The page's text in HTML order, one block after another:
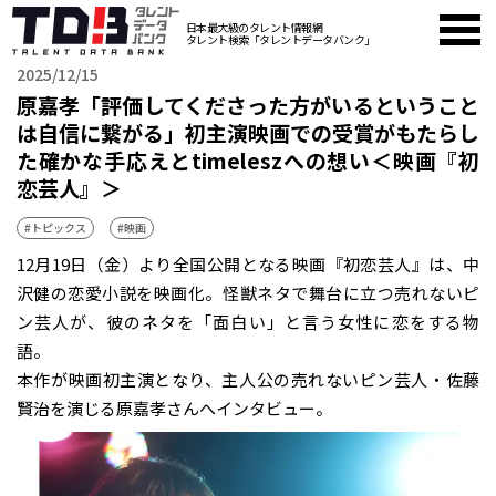
日本最大級のタレント情報網
タレント検索「タレントデータバンク」
2025/12/15
原嘉孝「評価してくださった方がいるということ
は自信に繋がる」初主演映画での受賞がもたらし
た確かな手応えとtimeleszへの想い＜映画『初
恋芸人』＞
#トピックス #映画
12月19日（金）より全国公開となる映画『初恋芸人』は、中
沢健の恋愛小説を映画化。怪獣ネタで舞台に立つ売れないピ
ン芸人が、彼のネタを「面白い」と言う女性に恋をする物
語。
本作が映画初主演となり、主人公の売れないピン芸人・佐藤
賢治を演じる原嘉孝さんへインタビュー。